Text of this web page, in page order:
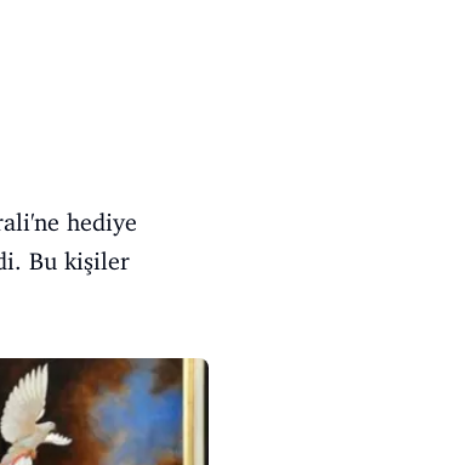
hediye
Bu kişiler